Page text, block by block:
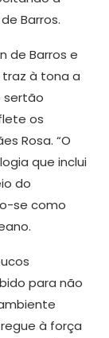
Barros.
de Barros e
traz à tona a
sertão
os
Rosa. “O
que inclui
do
se como
para não
à força